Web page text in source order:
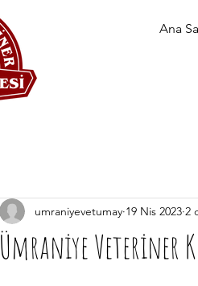
Ana
Ümraniye Veteriner
umraniyevetumay 19 Nis 2023 2